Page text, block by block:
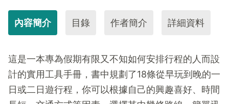
內容簡介 目錄 作者簡介 詳細資料
這是一本專為假期有限又不知如何安排行程的人而設
計的實用工具手冊，書中規劃了18條從早玩到晚的一
日或二日遊行程，你可以根據自己的興趣喜好、時間